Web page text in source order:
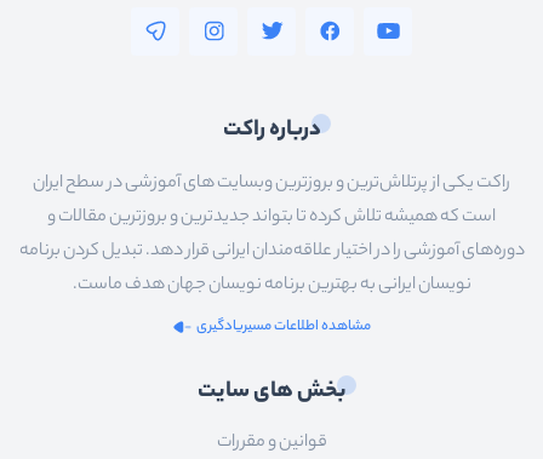
درباره راکت
راکت یکی از پرتلاش‌ترین و بروزترین وبسایت های آموزشی در سطح ایران
است که همیشه تلاش کرده تا بتواند جدیدترین و بروزترین مقالات و
دوره‌های آموزشی را در اختیار علاقه‌مندان ایرانی قرار دهد. تبدیل کردن برنامه
نویسان ایرانی به بهترین برنامه نویسان جهان هدف ماست.
مشاهده اطلاعات مسیریادگیری
بخش های سایت
قوانین و مقررات